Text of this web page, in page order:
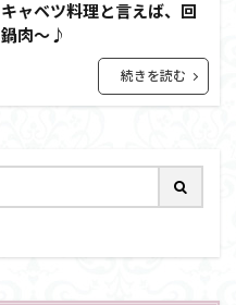
キャベツ料理と言えば、回
鍋肉～♪
続きを読む